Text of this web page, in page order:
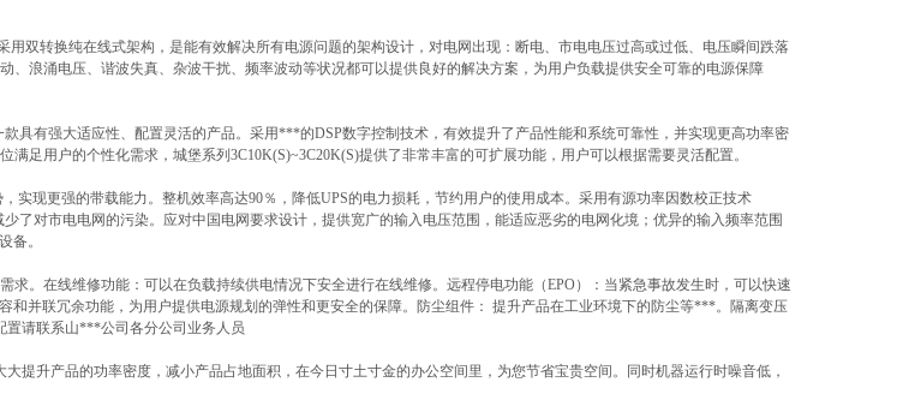
用双转换纯在线式架构，是能有效解决所有电源问题的架构设计，对电网出现：断电、市电电压过高或过低、电压瞬间跌落
、浪涌电压、谐波失真、杂波干扰、频率波动等状况都可以提供良好的解决方案，为用户负载提供安全可靠的电源保障
款具有强大适应性、配置灵活的产品。采用***的DSP数字控制技术，有效提升了产品性能和系统可靠性，并实现更高功率密
满足用户的个性化需求，城堡系列3C10K(S)~3C20K(S)提供了非常丰富的可扩展功能，用户可以根据需要灵活配置。
，实现更强的带载能力。整机效率高达90％，降低UPS的电力损耗，节约用户的使用成本。采用有源功率因数校正技术
少了对市电电网的污染。应对中国电网要求设计，提供宽广的输入电压范围，能适应恶劣的电网化境；优异的输入频率范围
备。
求。在线维修功能：可以在负载持续供电情况下安全进行在线维修。远程停电功能（EPO）：当紧急事故发生时，可以快速
和并联冗余功能，为用户提供电源规划的弹性和更安全的保障。防尘组件： 提升产品在工业环境下的防尘等***。隔离变压
置请联系山***公司各分公司业务人员
提升产品的功率密度，减小产品占地面积，在今日寸土寸金的办公空间里，为您节省宝贵空间。同时机器运行时噪音低，